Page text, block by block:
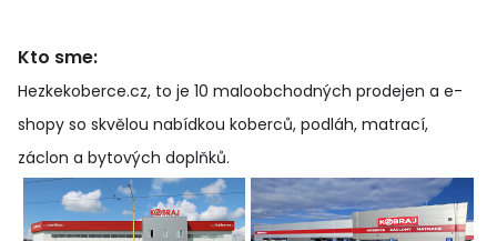
Kto sme:
Hezkekoberce.cz, to je 10 maloobchodných prodejen a e-
shopy so skvělou nabídkou koberců, podláh, matrací,
záclon a bytových doplňků.